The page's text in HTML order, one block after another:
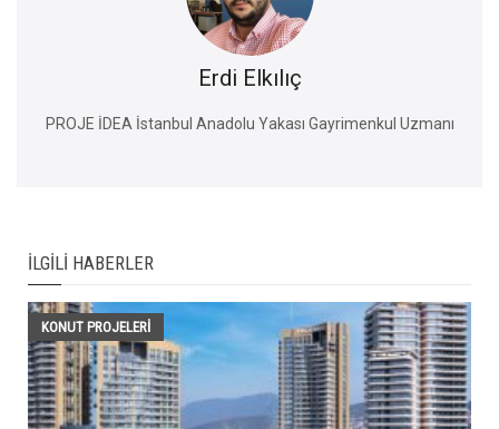
Erdi Elkılıç
PROJE İDEA İstanbul Anadolu Yakası Gayrimenkul Uzmanı
İLGILI HABERLER
KONUT PROJELERI